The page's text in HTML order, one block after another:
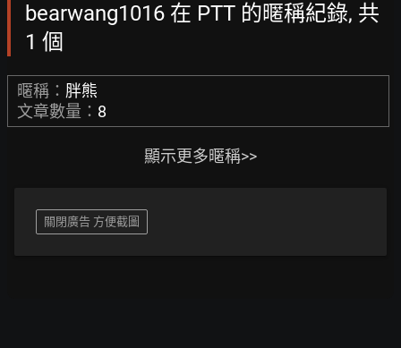
bearwang1016 在 PTT 的暱稱紀錄, 共
1 個
暱稱： 胖熊
文章數量： 8
顯示更多暱稱>>
關閉廣告 方便截圖